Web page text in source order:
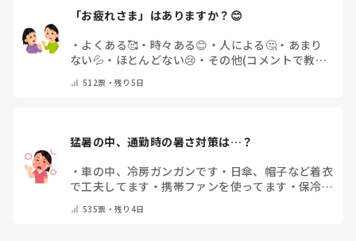
「お疲れさま」はありますか？😊
・ よくある🥰 ・ 時々ある😊 ・ 人による🤔 ・ あまり
ない💦 ・ ほとんどない😢 ・ その他(コメントで教え
512票・残り5日
猛暑の中、通勤時の暑さ対策は…？
・車の中、冷房ガンガンです ・ 日傘、帽子など着衣
で工夫してます ・携帯ファンを使ってます ・ 保冷剤
ん ・その他（コメントで教えて下さい）
535票・残り4日